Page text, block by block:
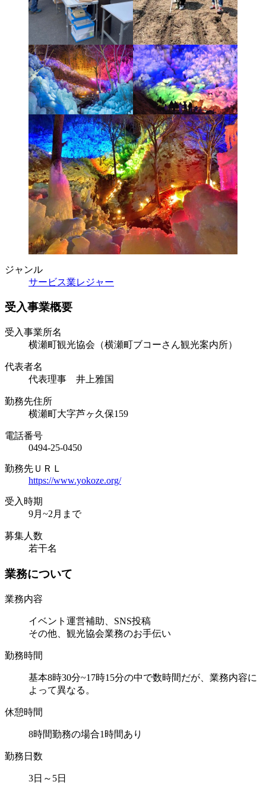
ジャンル
サービス業レジャー
受入事業概要
受入事業所名
横瀬町観光協会（横瀬町ブコーさん観光案内所）
代表者名
代表理事 井上雅国
勤務先住所
横瀬町大字芦ヶ久保159
電話番号
0494-25-0450
勤務先ＵＲＬ
https://www.yokoze.org/
受入時期
9月~2月まで
募集人数
若干名
業務について
業務内容
イベント運営補助、SNS投稿
その他、観光協会業務のお手伝い
勤務時間
基本8時30分~17時15分の中で数時間だが、業務内容に
よって異なる。
休憩時間
8時間勤務の場合1時間あり
勤務日数
3日～5日